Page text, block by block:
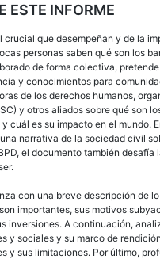
ESTE INFORME
crucial que desempeñan y de la
personas saben qué son los
de forma colectiva,
y conocimientos para
de los derechos humanos,
y otros aliados sobre qué son
cuál es su impacto en el mundo.
narrativa de la sociedad civil
el documento también desafía
con una breve descripción de lo
importantes, sus motivos
inversiones. A continuación,
y sociales y su marco de
y sus limitaciones. Por último,